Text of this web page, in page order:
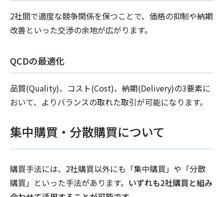
2社間で適度な競争関係を保つことで、価格の抑制や納期
改善といった交渉の余地が広がります。
QCDの最適化
品質(Quality)、コスト(Cost)、納期(Delivery)の3要素に
おいて、よりバランスの取れた取引が可能になります。
集中購買・分散購買について
購買手法には、2社購買以外にも「集中購買」や「分散
購買」といった手法があります。 いずれも2社購買と組み